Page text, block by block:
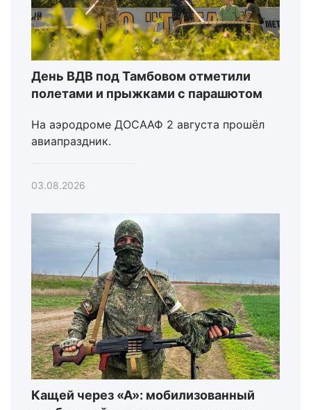
День ВДВ под Тамбовом отметили
полетами и прыжками с парашютом
На аэродроме ДОСААФ 2 августа прошёл
авиапраздник.
03.08.2026
Кащей через «А»: мобилизованный